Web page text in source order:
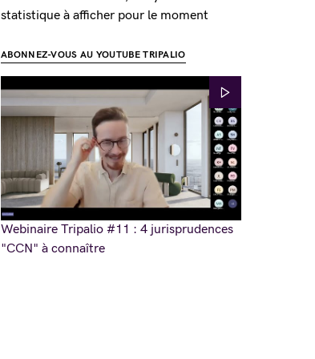
statistique à afficher pour le moment
ABONNEZ-VOUS AU YOUTUBE TRIPALIO
Webinaire Tripalio #11 : 4 jurisprudences
"CCN" à connaître